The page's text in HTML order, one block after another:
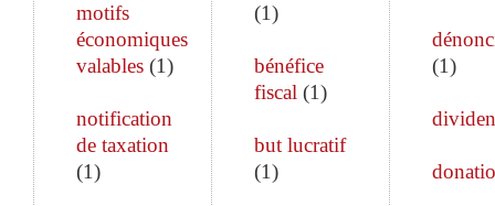
motifs
économiques
valables (1)
notification
de taxation
(1)
(1)
bénéfice
fiscal (1)
but lucratif
(1)
(1)